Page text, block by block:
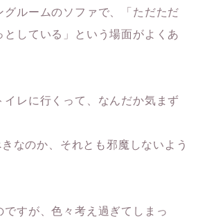
グルームのソファで、「ただただ
としている」という場面がよくあ
イレに行くって、なんだか気まず
なのか、それとも邪魔しないよう
ですが、色々考え過ぎてしまっ